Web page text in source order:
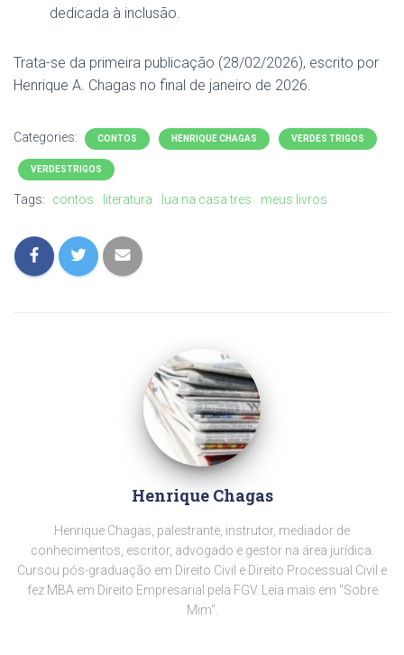
dedicada à inclusão.
Trata-se da primeira publicação (28/02/2026), escrito por
Henrique A. Chagas no final de janeiro de 2026.
Categories: CONTOS HENRIQUE CHAGAS VERDES TRIGOS
VERDESTRIGOS
Tags: contos literatura lua na casa tres meus livros
Henrique Chagas
Henrique Chagas, palestrante, instrutor, mediador de
conhecimentos, escritor, advogado e gestor na área jurídica.
Cursou pós-graduação em Direito Civil e Direito Processual Civil e
fez MBA em Direito Empresarial pela FGV. Leia mais em "Sobre
Mim".